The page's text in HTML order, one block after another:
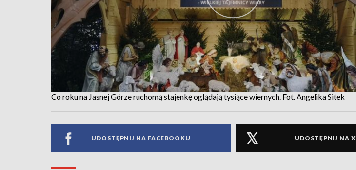
Co roku na Jasnej Górze ruchomą stajenkę oglądają tysiące wiernych. Fot. Angelika Sitek
UDOSTĘPNIJ NA FACEBOOKU UDOSTĘPNIJ NA X